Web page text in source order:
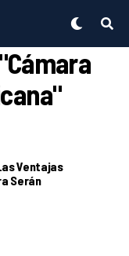
Ventajas
Serán